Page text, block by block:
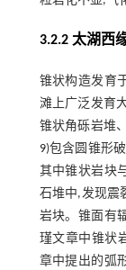
3.2.2 太湖西
锥状构造发育
滩上广泛发育
锥状角砾岩堆
9)包含圆锥形
其中锥状岩块
石堆中,发现震
岩块。锥面有
瑾文章中锥状
章中提出的弧